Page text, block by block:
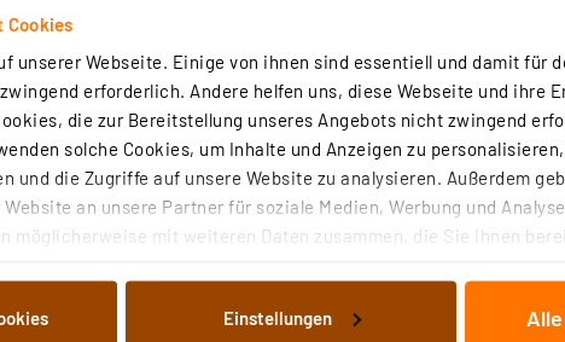
Cookies
unserer Webseite. Einige von ihnen sind essentiell und damit für
erforderlich. Andere helfen uns, diese Webseite und ihre
die zur Bereitstellung unseres Angebots nicht zwingend
solche Cookies, um Inhalte und Anzeigen zu
und die Zugriffe auf unsere Website zu analysieren. Außerdem
an unsere Partner für soziale Medien, Werbung und
möglicherweise mit weiteren Daten zusammen, die Sie ihnen
nachfolgend dargestellten bzw. die von Ihnen ausgewählten
Einstellungen